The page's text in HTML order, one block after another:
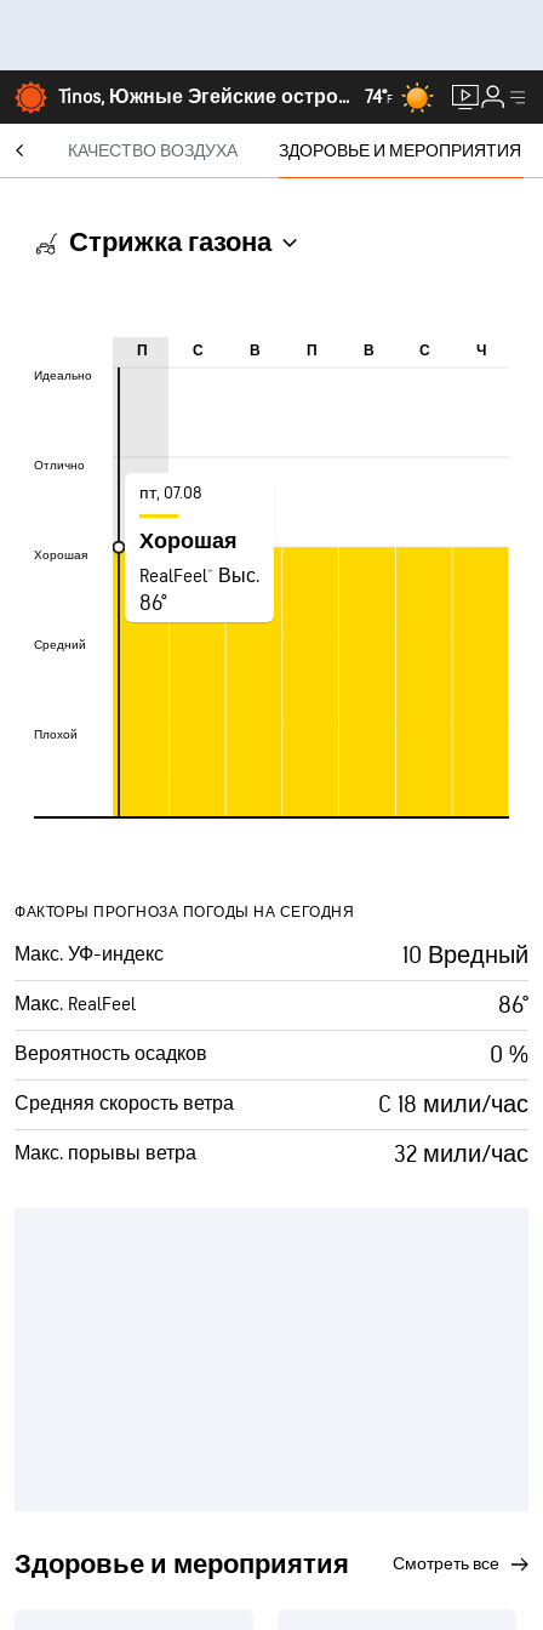
Tinos, Южные Эгейские острова 74°F
КАЧЕСТВО ВОЗДУХА ЗДОРОВЬЕ И МЕРОПРИЯТИЯ
Стрижка газона
Идеально
Отлично
Хорошая
Средний
Плохой
П С В П В С Ч
Идеально
Отлично
Хорошая
Средний
Плохой
пт, 07.08
Хорошая
RealFeel® Выс.
86°
ФАКТОРЫ ПРОГНОЗА ПОГОДЫ НА СЕГОДНЯ
Макс. УФ-индекс 10 Вредный
Макс. RealFeel 86°
Вероятность осадков 0 %
Средняя скорость ветра C 18 мили/час
Макс. порывы ветра 32 мили/час
Здоровье и мероприятия смотреть все